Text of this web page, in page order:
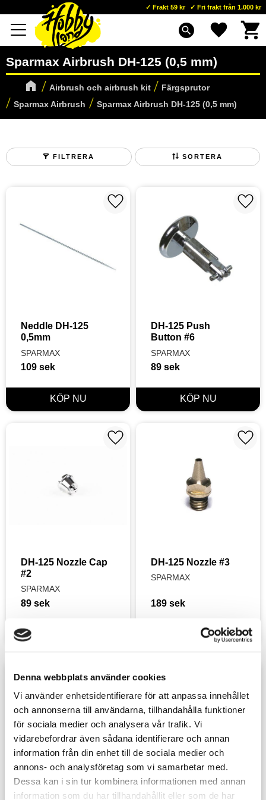
Denna webbplats använder cookies
Vi använder enhetsidentifierare för att anpassa innehållet
och annonserna till användarna, tillhandahålla funktioner
för sociala medier och analysera vår trafik. Vi
vidarebefordrar även sådana identifierare och annan
information från din enhet till de sociala medier och
annons- och analysföretag som vi samarbetar med.
Dessa kan i sin tur kombinera informationen med annan
information som du har tillhandahållit eller som de har
Meny
Frakt 59 kr Fri frakt från 1.000 kr
search Favoriter
Sparmax Airbrush DH-125 (0,5 mm)
Airbrush och airbrush kit
Färgsprutor
Sparmax Airbrush
Sparmax Airbrush DH-125 (0,5 mm)
FILTRERA SORTERA
Neddle DH-125
0,5mm
SPARMAX
109 sek
Lägg till i favoriter
DH-125 Push
Button #6
SPARMAX
89 sek
DH-125 Nozzle Cap
#2
SPARMAX
89 sek
Lägg till i favoriter
DH-125 Nozzle #3
SPARMAX
189 sek
Lägg till i favoriter